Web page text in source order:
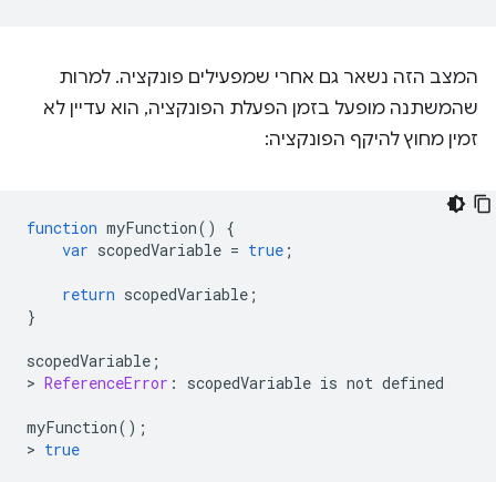
המצב הזה נשאר גם אחרי שמפעילים פונקציה. למרות
שהמשתנה מופעל בזמן הפעלת הפונקציה, הוא עדיין לא
זמין מחוץ להיקף הפונקציה:
function myFunction()
{
var scopedVariable = true ;
return scopedVariable ;
}
scopedVariable ;
> ReferenceError : scopedVariable is not defined
myFunction();
> true